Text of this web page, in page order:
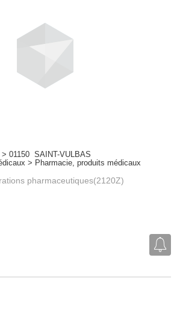
01150 SAINT-VULBAS
> Pharmacie, produits médicaux
pharmaceutiques(2120Z)